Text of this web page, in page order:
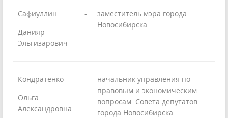
Сафиуллин
Данияр
Эльгизарович
-
заместитель мэра города
Новосибирска
Кондратенко
Ольга
Александровна
-
начальник управления по
правовым и экономическим
вопросам Совета депутатов
города Новосибирска